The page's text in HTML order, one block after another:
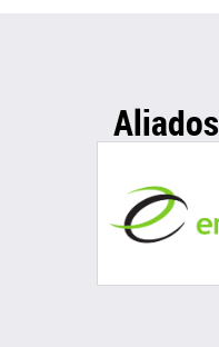
Aliados